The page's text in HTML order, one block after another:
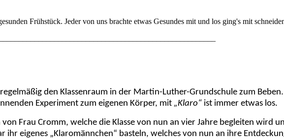
Frühstück. Jeder von uns brachte etwas Gesundes mit und los ging's mit
den Klassenraum in der Martin-Luther-Grundschule zum
Experiment zum eigenen Körper, mit „Klaro“ ist immer etwas los.
Frau Cromm, welche die Klasse von nun an vier Jahre begleiten wird
ihr eigenes „Klaromännchen“ basteln, welches von nun an ihre